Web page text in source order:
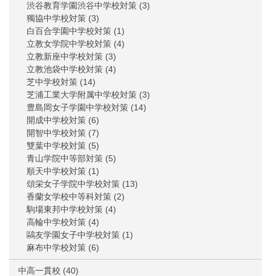
渋谷教育学園渋谷中学校対策 (3)
獨協中学校対策 (3)
白百合学園中学校対策 (1)
立教女学院中学校対策 (4)
立教新座中学校対策 (3)
立教池袋中学校対策 (4)
芝中学校対策 (14)
芝浦工業大学附属中学校対策 (3)
豊島岡女子学園中学校対策 (14)
開成中学校対策 (6)
開智中学校対策 (7)
雙葉中学校対策 (5)
青山学院中等部対策 (5)
順天中学校対策 (1)
頌栄女子学院中学校対策 (13)
香蘭女学校中等科対策 (2)
駒場東邦中学校対策 (4)
高輪中学校対策 (4)
鷗友学園女子中学校対策 (1)
麻布中学校対策 (6)
中高一貫校 (40)